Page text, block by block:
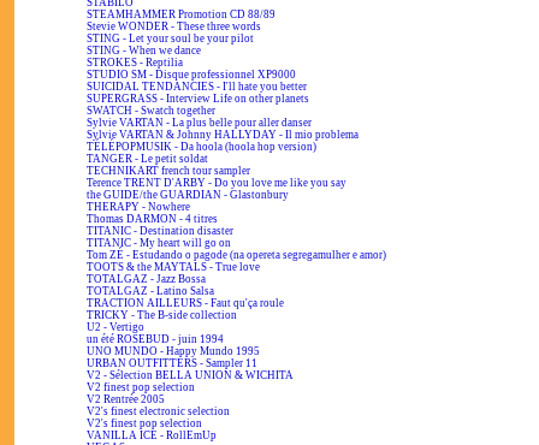
STABILO
STEAMHAMMER Promotion CD 88/89
Stevie WONDER - These three words
STING - Let your soul be your pilot
STING - When we dance
STROKES - Reptilia
STUDIO SM - Disque professionnel XP9000
SUICIDAL TENDANCIES - I'll hate you better
SUPERGRASS - Interview Life on other planets
SWATCH - Swatch together
Sylvie VARTAN - La plus belle pour aller danser
Sylvie VARTAN & Johnny HALLYDAY - Il mio problema
TÉLÉPOPMUSIK - Da hoola (hoola hop version)
TANGER - Le petit soldat
TECHNIKART french tour sampler
Terence TRENT D'ARBY - Do you love me like you say
the GUIDE/the GUARDIAN - Glastonbury
THERAPY - Nowhere
Thomas DARMON - 4 titres
TITANIC - Destination disaster
TITANIC - My heart will go on
Tom ZÉ - Estudando o pagode (na opereta segregamulher e amor)
TOOTS & the MAYTALS - True love
TOTALGAZ - Jazz Bossa
TOTALGAZ - Latino Salsa
TRACTION AILLEURS - Faut qu'ça roule
TRICKY - The B-side collection
U2 - Vertigo
un été ROSEBUD - juin 1994
UNO MUNDO - Happy Mundo 1995
URBAN OUTFITTERS - Sampler 11
V2 - Sélection BELLA UNION & WICHITA
V2 finest pop selection
V2 Rentrée 2005
V2's finest electronic selection
V2's finest pop selection
VANILLA ICE - RollEmUp